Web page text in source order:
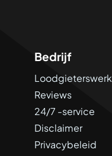
Bedrijf
Loodgieterswerk
Reviews
24/7 -service
Disclaimer
Privacybeleid